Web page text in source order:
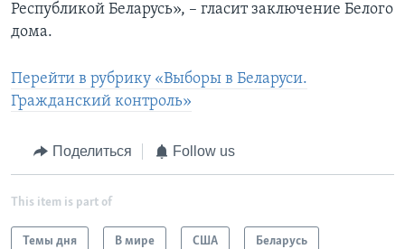
Республикой Беларусь», – гласит заключение Белого
дома.
Перейти в рубрику «Выборы в Беларуси.
Гражданский контроль»
Поделиться Follow us
This item is part of
Темы дня В мире США Беларусь